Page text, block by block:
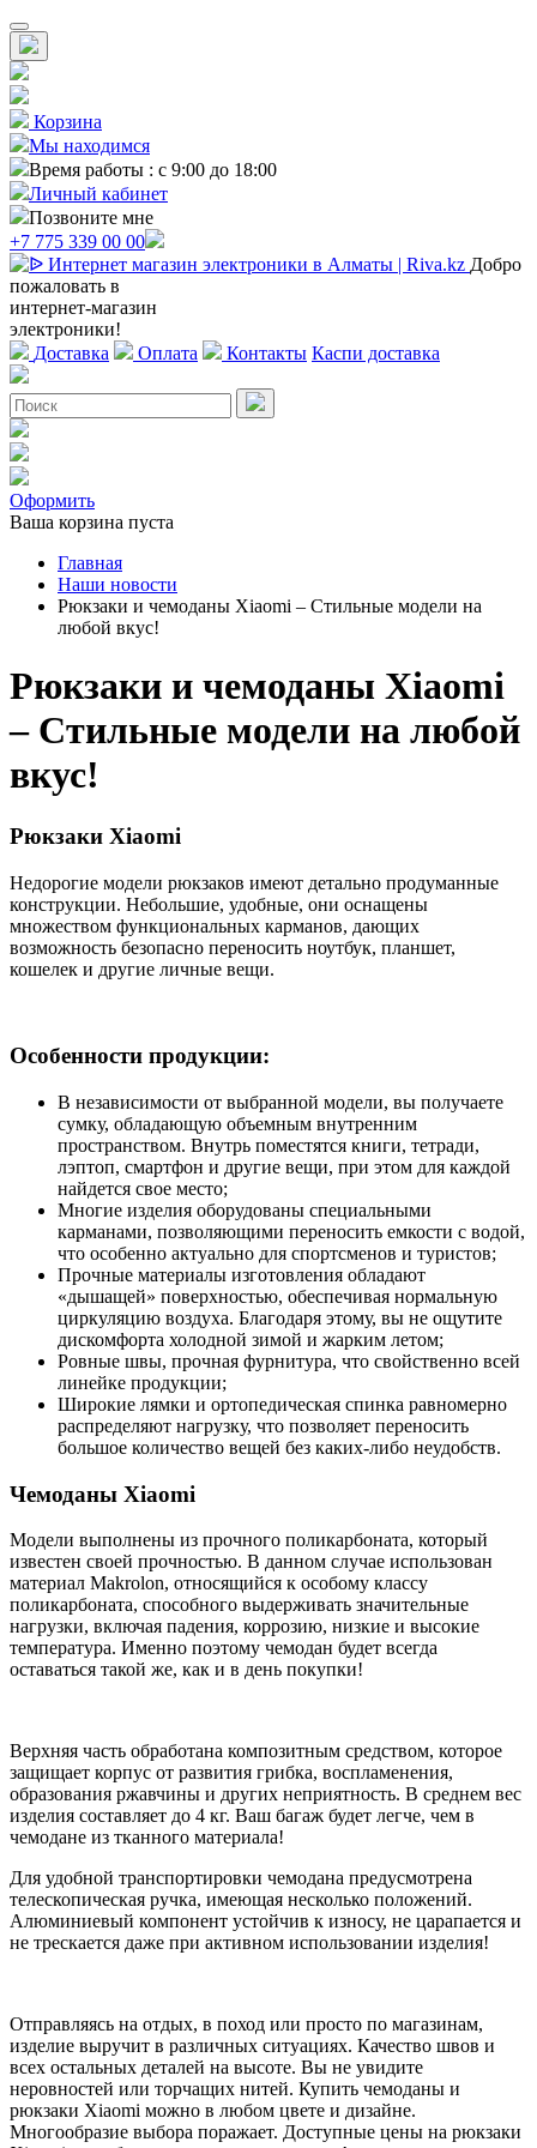
Корзина
Мы находимся
Время работы : с 9:00 до 18:00
Личный кабинет
Позвоните мне
+7 775 339 00 00
Добро
пожаловать в
интернет-магазин
электроники!
Доставка
Оплата Контакты Каспи доставка
Оформить
Ваша корзина пуста
Главная
Наши новости
Рюкзаки и чемоданы Xiaomi – Стильные модели на
любой вкус!
Рюкзаки и чемоданы Xiaomi
– Стильные модели на любой
вкус!
Рюкзаки Xiaomi
Недорогие модели рюкзаков имеют детально продуманные
конструкции. Небольшие, удобные, они оснащены
множеством функциональных карманов, дающих
возможность безопасно переносить ноутбук, планшет,
кошелек и другие личные вещи.
Особенности продукции:
В независимости от выбранной модели, вы получаете
сумку, обладающую объемным внутренним
пространством. Внутрь поместятся книги, тетради,
лэптоп, смартфон и другие вещи, при этом для каждой
найдется свое место;
Многие изделия оборудованы специальными
карманами, позволяющими переносить емкости с водой,
что особенно актуально для спортсменов и туристов;
Прочные материалы изготовления обладают
«дышащей» поверхностью, обеспечивая нормальную
циркуляцию воздуха. Благодаря этому, вы не ощутите
дискомфорта холодной зимой и жарким летом;
Ровные швы, прочная фурнитура, что свойственно всей
линейке продукции;
Широкие лямки и ортопедическая спинка равномерно
распределяют нагрузку, что позволяет переносить
большое количество вещей без каких-либо неудобств.
Чемоданы Xiaomi
Модели выполнены из прочного поликарбоната, который
известен своей прочностью. В данном случае использован
материал Makrolon, относящийся к особому классу
поликарбоната, способного выдерживать значительные
нагрузки, включая падения, коррозию, низкие и высокие
температура. Именно поэтому чемодан будет всегда
оставаться такой же, как и в день покупки!
Верхняя часть обработана композитным средством, которое
защищает корпус от развития грибка, воспламенения,
образования ржавчины и других неприятность. В среднем вес
изделия составляет до 4 кг. Ваш багаж будет легче, чем в
чемодане из тканного материала!
Для удобной транспортировки чемодана предусмотрена
телескопическая ручка, имеющая несколько положений.
Алюминиевый компонент устойчив к износу, не царапается и
не трескается даже при активном использовании изделия!
Отправляясь на отдых, в поход или просто по магазинам,
изделие выручит в различных ситуациях. Качество швов и
всех остальных деталей на высоте. Вы не увидите
неровностей или торчащих нитей. Купить чемоданы и
рюкзаки Xiaomi можно в любом цвете и дизайне.
Многообразие выбора поражает. Доступные цены на рюкзаки